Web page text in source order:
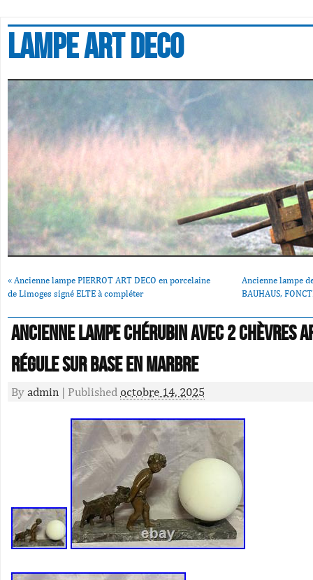
Lampe art deco
« Ancienne lampe PIERROT ART DECO en porcelaine
de Limoges signé ELTE à compléter
Ancienne lampe
BAUHAUS,
Ancienne Lampe Chérubin avec 2 chèvres
Régule sur base en marbre
By admin | Published octobre 14, 2025